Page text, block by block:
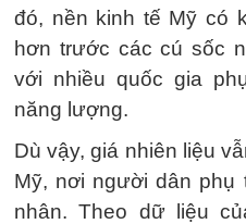
đó, nền kinh tế Mỹ có
hơn trước các cú sốc
với nhiều quốc gia
năng lượng.
Dù vậy, giá nhiên liệu
Mỹ, nơi người dân phụ
nhân. Theo dữ liệu